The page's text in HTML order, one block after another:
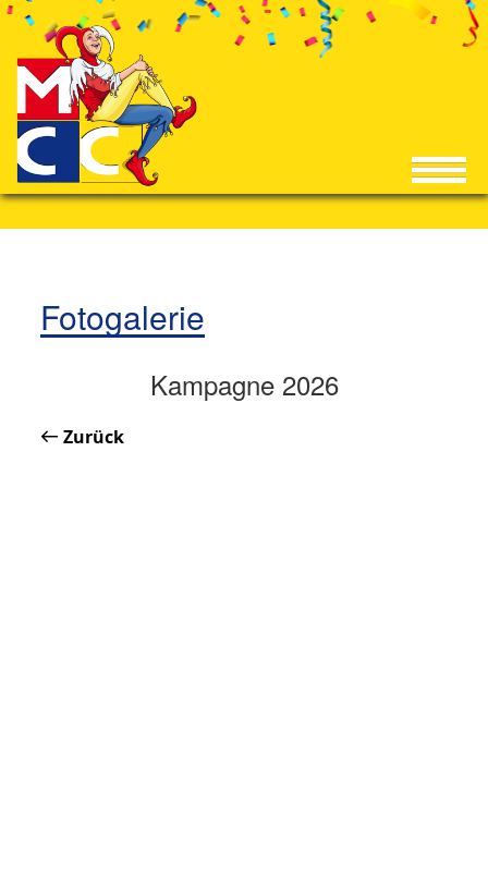
Fotogalerie
Kampagne 2026
Zurück